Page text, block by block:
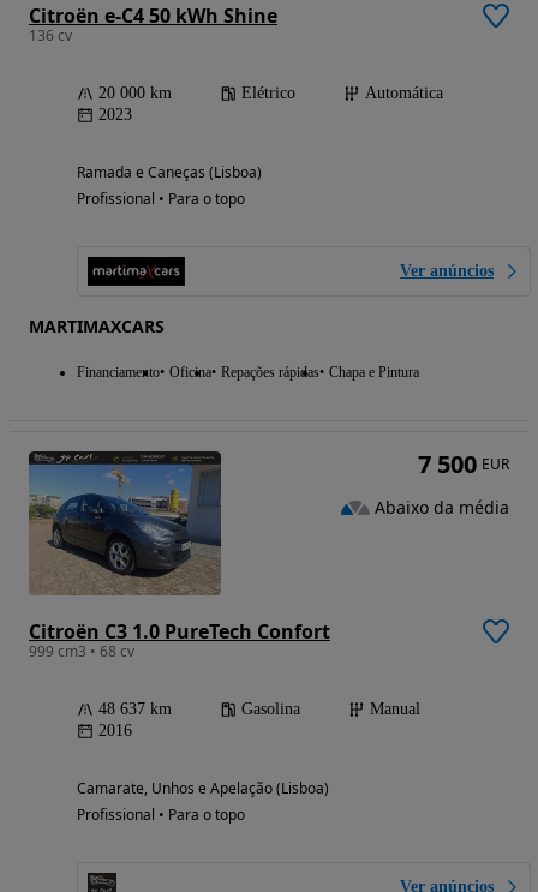
Citroën e-C4 50 kWh Shine
136 cv
20 000 km Elétrico
Automática
2023
Ramada e Caneças (Lisboa)
Profissional • Para o topo
Ver anúncios
MARTIMAXCARS
Financiamento Oficina Repações rápidas Chapa e Pintura
Citroën C3 1.0 PureTech Confort
999 cm3 • 68 cv
48 637 km Gasolina
Manual
2016
Camarate, Unhos e Apelação (Lisboa)
Profissional • Para o topo
Ver anúncios
7 500 EUR
Abaixo da média